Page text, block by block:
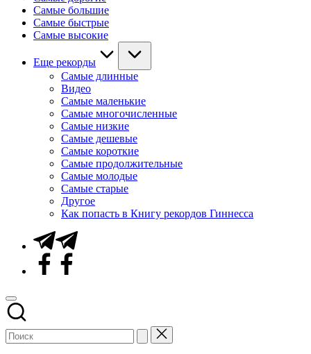
Самые большие
Самые быстрые
Самые высокие
Еще рекорды
Самые длинные
Видео
Самые маленькие
Самые многочисленные
Самые низкие
Самые дешевые
Самые короткие
Самые продолжительные
Самые молодые
Самые старые
Другое
Как попасть в Книгу рекордов Гиннесса
Telegram
Facebook